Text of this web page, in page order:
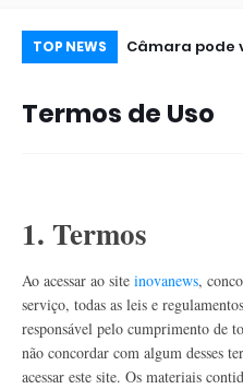
TOP NEWS
237 milhões
Câmara pode
derrota do
Termos de Uso
1. Termos
Ao acessar ao site inovanews,
serviço, todas as leis e
responsável pelo cumprimento de
não concordar com algum desses
acessar este site. Os materiais